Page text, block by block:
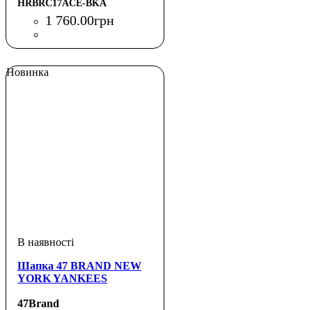
HRBRC17ACE-BKA
1 760.00грн
Новинка
Шапка 47 BRAND NEW
YORK YANKEES
47Brand